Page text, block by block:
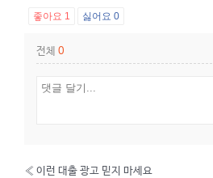
좋아요 1 싫어요 0
전체 0
« 이런 대출 광고 믿지 마세요